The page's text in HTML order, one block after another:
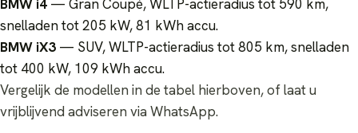
BMW i4 — Gran Coupé, WLTP-actieradius tot 590 km,
snelladen tot 205 kW, 81 kWh accu.
BMW iX3 — SUV, WLTP-actieradius tot 805 km, snelladen
tot 400 kW, 109 kWh accu.
Vergelijk de modellen in de tabel hierboven, of laat u
vrijblijvend adviseren via WhatsApp.